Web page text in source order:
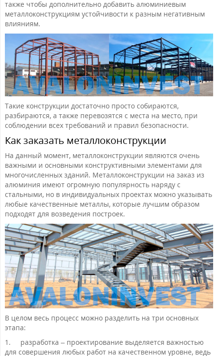
также чтобы дополнительно добавить алюминиевым
металлоконструкциям устойчивости к разным негативным
влияниям.
Такие конструкции достаточно просто собираются,
разбираются, а также перевозятся с места на место, при
соблюдении всех требований и правил безопасности.
Как заказать металлоконструкции
На данный момент, металлоконструкции являются очень
важными и основными конструктивными элементами для
многочисленных зданий. Металлоконструкции на заказ из
алюминия имеют огромную популярность наряду с
стальными, но в индивидуальных проектах можно указывать
любые качественные металлы, которые лучшим образом
подходят для возведения построек.
В целом весь процесс можно разделить на три основных
этапа:
1.
разработка – проектирование выделяется важностью
для совершения любых работ на качественном уровне, ведь